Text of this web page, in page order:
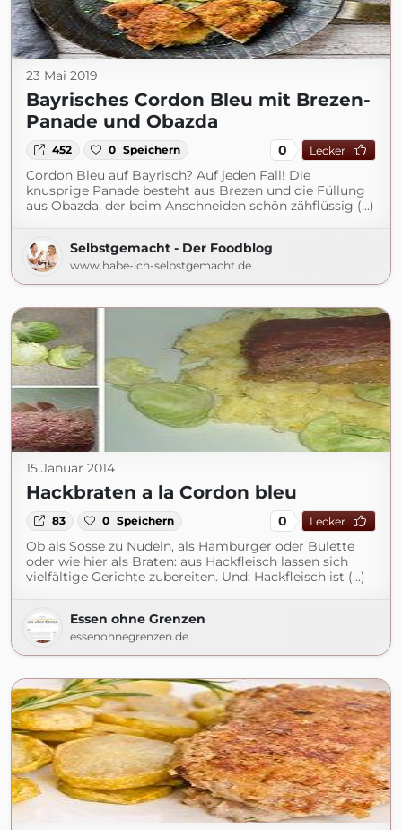
23 Mai 2019
Bayrisches Cordon Bleu mit Brezen-
Panade und Obazda
452 0 Speichern 0 Lecker
Cordon Bleu auf Bayrisch? Auf jeden Fall! Die
knusprige Panade besteht aus Brezen und die Füllung
aus Obazda, der beim Anschneiden schön zähflüssig (...)
Selbstgemacht - Der Foodblog
www.habe-ich-selbstgemacht.de
15 Januar 2014
Hackbraten a la Cordon bleu
83 0 Speichern 0 Lecker
Ob als Sosse zu Nudeln, als Hamburger oder Bulette
oder wie hier als Braten: aus Hackfleisch lassen sich
vielfältige Gerichte zubereiten. Und: Hackfleisch ist (...)
Essen ohne Grenzen
essenohnegrenzen.de